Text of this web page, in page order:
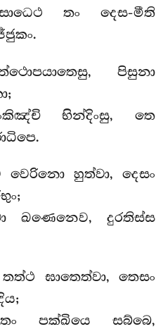
තං දෙස-මීති
පිසුනා
භින්දිංසු, තෙ
වෙරිනො හුත්වා, දෙසං
ඛණෙනෙව, දුරතිස්ස
ඝාතෙත්වා, තෙසං
පක්ඛියෙ සබ්බෙ,